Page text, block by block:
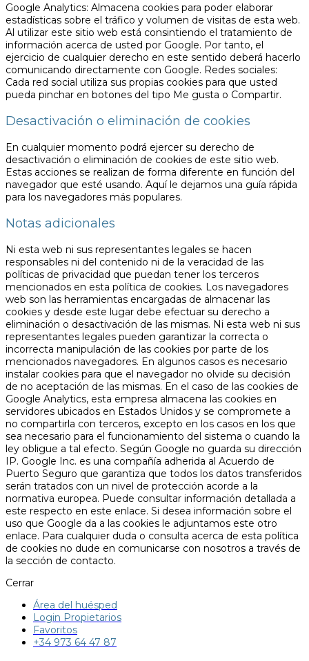
Google Analytics: Almacena cookies para poder elaborar
estadísticas sobre el tráfico y volumen de visitas de esta web.
Al utilizar este sitio web está consintiendo el tratamiento de
información acerca de usted por Google. Por tanto, el
ejercicio de cualquier derecho en este sentido deberá hacerlo
comunicando directamente con Google. Redes sociales:
Cada red social utiliza sus propias cookies para que usted
pueda pinchar en botones del tipo Me gusta o Compartir.
Desactivación o eliminación de cookies
En cualquier momento podrá ejercer su derecho de
desactivación o eliminación de cookies de este sitio web.
Estas acciones se realizan de forma diferente en función del
navegador que esté usando. Aquí le dejamos una guía rápida
para los navegadores más populares.
Notas adicionales
Ni esta web ni sus representantes legales se hacen
responsables ni del contenido ni de la veracidad de las
políticas de privacidad que puedan tener los terceros
mencionados en esta política de cookies. Los navegadores
web son las herramientas encargadas de almacenar las
cookies y desde este lugar debe efectuar su derecho a
eliminación o desactivación de las mismas. Ni esta web ni sus
representantes legales pueden garantizar la correcta o
incorrecta manipulación de las cookies por parte de los
mencionados navegadores. En algunos casos es necesario
instalar cookies para que el navegador no olvide su decisión
de no aceptación de las mismas. En el caso de las cookies de
Google Analytics, esta empresa almacena las cookies en
servidores ubicados en Estados Unidos y se compromete a
no compartirla con terceros, excepto en los casos en los que
sea necesario para el funcionamiento del sistema o cuando la
ley obligue a tal efecto. Según Google no guarda su dirección
IP. Google Inc. es una compañía adherida al Acuerdo de
Puerto Seguro que garantiza que todos los datos transferidos
serán tratados con un nivel de protección acorde a la
normativa europea. Puede consultar información detallada a
este respecto en este enlace. Si desea información sobre el
uso que Google da a las cookies le adjuntamos este otro
enlace. Para cualquier duda o consulta acerca de esta política
de cookies no dude en comunicarse con nosotros a través de
la sección de contacto.
Cerrar
Área del huésped
Login Propietarios
Favoritos
+34 973 64 47 87